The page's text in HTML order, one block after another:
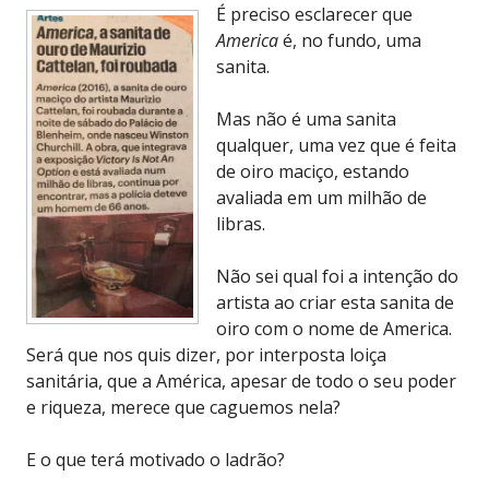
É preciso esclarecer que
Americaé, no fundo, uma
sanita.
Mas não é uma sanita
qualquer, uma vez que é feita
de oiro maciço, estando
avaliada em um milhão de
libras.
Não sei qual foi a intenção do
artista ao criar esta sanita de
oiro com o nome de America.
Será que nos quis dizer, por interposta loiça
sanitária, que a América, apesar de todo o seu poder
e riqueza, merece que caguemos nela?
E o que terá motivado o ladrão?